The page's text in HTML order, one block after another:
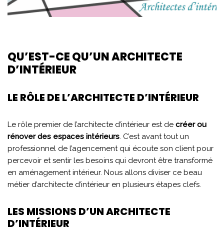
QU’EST-CE QU’UN ARCHITECTE
D’INTÉRIEUR
LE RÔLE DE L’ARCHITECTE D’INTÉRIEUR
Le rôle premier de l’architecte d’intérieur est de créer ou
rénover des espaces intérieurs. C’est avant tout un
professionnel de l’agencement qui écoute son client pour
percevoir et sentir les besoins qui devront être transformé
en aménagement intérieur. Nous allons diviser ce beau
métier d’architecte d’intérieur en plusieurs étapes clefs.
LES MISSIONS D’UN ARCHITECTE
D’INTÉRIEUR